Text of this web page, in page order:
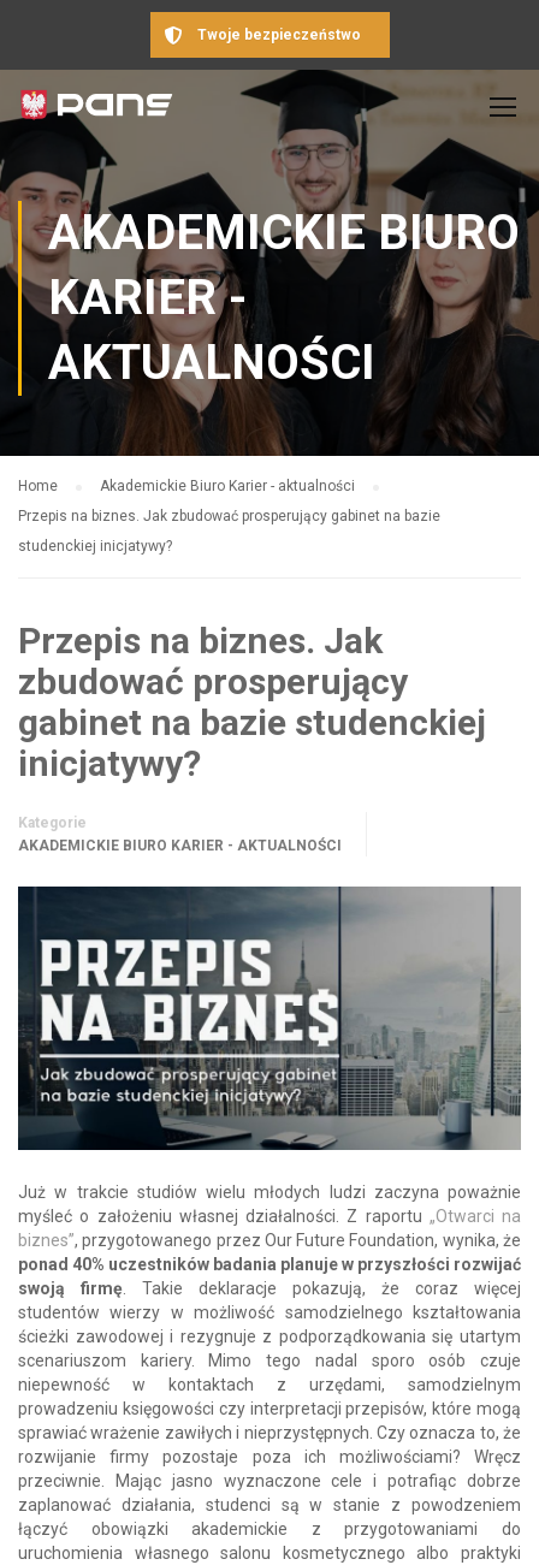
Twoje bezpieczeństwo
AKADEMICKIE BIURO
KARIER -
AKTUALNOŚCI
Home
Akademickie Biuro Karier - aktualności
Przepis na biznes. Jak zbudować prosperujący gabinet na bazie
studenckiej inicjatywy?
Przepis na biznes. Jak
zbudować prosperujący
gabinet na bazie studenckiej
inicjatywy?
Kategorie
AKADEMICKIE BIURO KARIER - AKTUALNOŚCI
Już w trakcie studiów wielu młodych ludzi zaczyna poważnie
myśleć o założeniu własnej działalności. Z raportu „Otwarci na
biznes”, przygotowanego przez Our Future Foundation, wynika, że
ponad 40% uczestników badania planuje w przyszłości rozwijać
swoją firmę . Takie deklaracje pokazują, że coraz więcej
studentów wierzy w możliwość samodzielnego kształtowania
ścieżki zawodowej i rezygnuje z podporządkowania się utartym
scenariuszom kariery. Mimo tego nadal sporo osób czuje
niepewność w kontaktach z urzędami, samodzielnym
prowadzeniu księgowości czy interpretacji przepisów, które mogą
sprawiać wrażenie zawiłych i nieprzystępnych. Czy oznacza to, że
rozwijanie firmy pozostaje poza ich możliwościami? Wręcz
przeciwnie. Mając jasno wyznaczone cele i potrafiąc dobrze
zaplanować działania, studenci są w stanie z powodzeniem
łączyć obowiązki akademickie z przygotowaniami do
uruchomienia własnego salonu kosmetycznego albo praktyki